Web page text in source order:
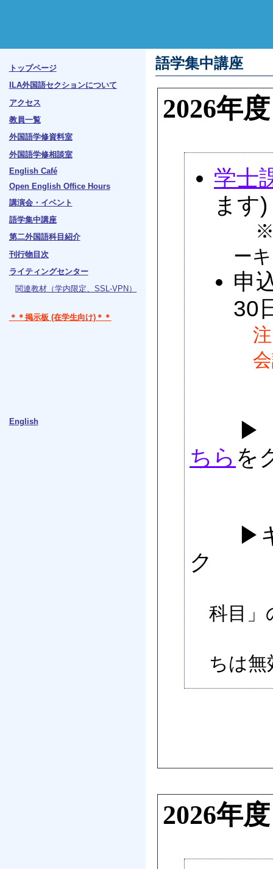
トップページ
ILA外国語セクションについて
アクセス
教員一覧
外国語学修資料室
外国語学修相談室
English Café
Open English Office Hours
講演会・イベント
語学集中講座
第二外国語科目紹介
刊行物目次
ライティングセンター
関連教材（学内限定、SSL-VPN）
＊＊掲示板 (在学生向け)＊＊
English
語学集中講座
2026年
学士
ます)
※
ー
申
30
▶「
ちら を
▶キ
ク
科目」
ちは
2026年